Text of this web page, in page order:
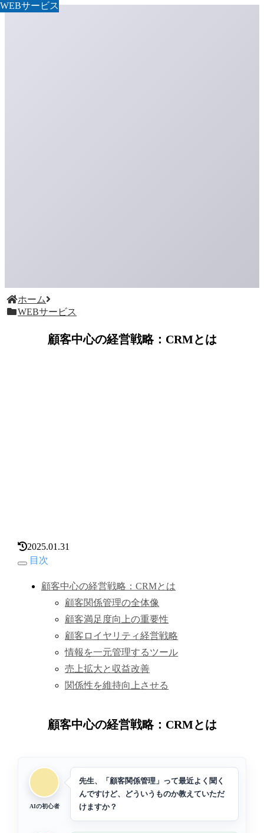
ホーム
WEBサービス
顧客中心の経営戦略：CRMとは
WEBサービス
2025.01.31
目次
顧客中心の経営戦略：CRMとは
顧客関係管理の全体像
顧客満足度向上の重要性
顧客ロイヤリティ経営戦略
情報を一元管理するツール
売上拡大と収益改善
関係性を維持向上させる
顧客中心の経営戦略：CRMとは
AIの初心者
先生、「顧客関係管理」って最近よく聞く
んですけど、どういうものか教えていただ
けますか？
WEBサービス
WEBサービス
WEBサービス
WEBサービス
WEBサービス
WEBサービス
WEBサービス
WEBサービス